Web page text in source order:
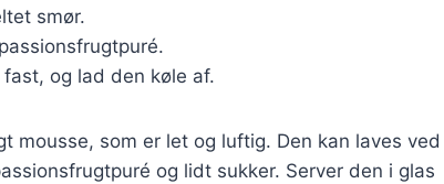
smør.
og lad den køle af.
mousse, som er let og luftig. Den kan laves ved
og lidt sukker. Server den i glas